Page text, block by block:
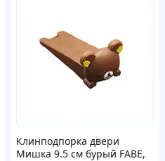
Клинподпорка двери
Мишка 9.5 см бурый FABE,